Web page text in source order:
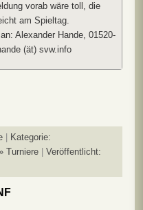
vorab wäre toll, die
am Spieltag.
Alexander Hande, 01520-
(ät) svw.info
Kategorie:
Turniere
Veröffentlicht: